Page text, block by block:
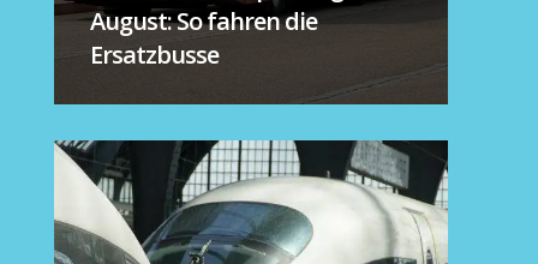
August: So fahren die
Ersatzbusse